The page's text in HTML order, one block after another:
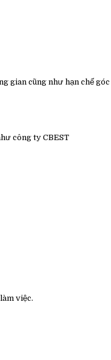
gian cũng như hạn chế
công ty CBEST
việc.